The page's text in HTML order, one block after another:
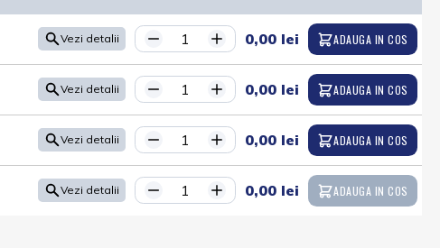
Vezi detalii 0,00 lei ADAUGA IN COS
Vezi detalii 0,00 lei ADAUGA IN COS
Vezi detalii 0,00 lei ADAUGA IN COS
Vezi detalii 0,00 lei ADAUGA IN COS